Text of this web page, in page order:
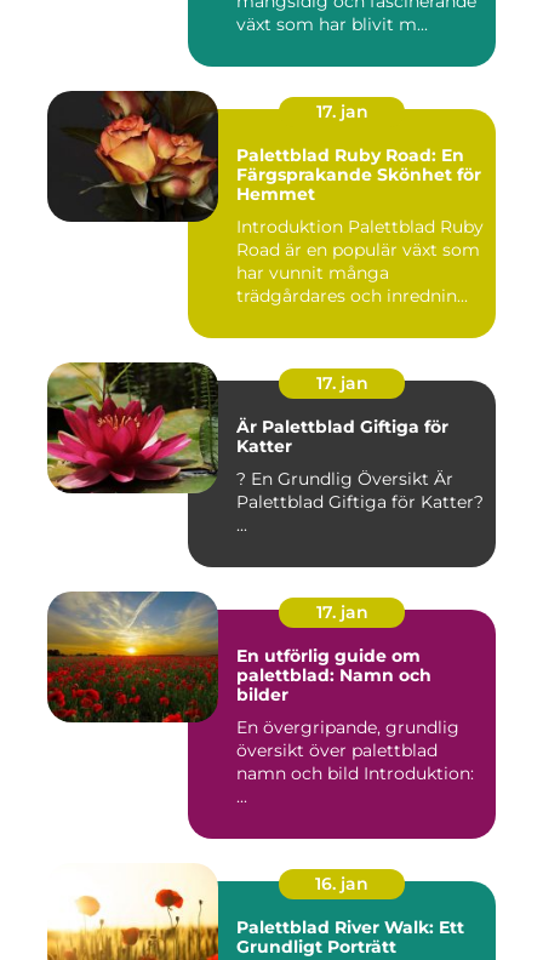
växt som har blivit m...
17. jan
Palettblad Ruby Road: En
Färgsprakande Skönhet för
Hemmet
Introduktion Palettblad Ruby
Road är en populär växt som
har vunnit många
trädgårdares och inrednin...
17. jan
Är Palettblad Giftiga för
Katter
? En Grundlig Översikt Är
Palettblad Giftiga för Katter?
...
17. jan
En utförlig guide om
palettblad: Namn och
bilder
En övergripande, grundlig
översikt över palettblad
namn och bild Introduktion:
...
16. jan
Palettblad River Walk: Ett
Grundligt Porträtt